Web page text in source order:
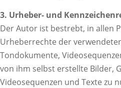
3. Urheber- und
Der Autor ist bestrebt, in allen
Urheberrechte der
Tondokumente,
von ihm selbst erstellte Bilder,
Videosequenzen und Texte zu